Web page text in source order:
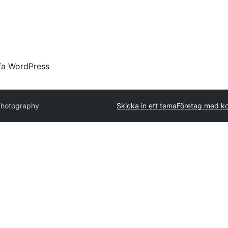
WordPress
Skicka in ett temaFöretag med